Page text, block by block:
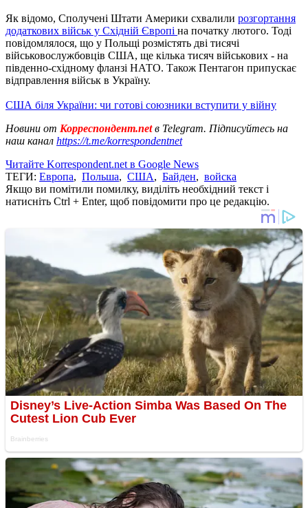
Як відомо, Сполучені Штати Америки схвалили розгортання
додаткових військ у Східній Європі на початку лютого. Тоді
повідомлялося, що у Польщі розмістять дві тисячі
військовослужбовців США, ще кілька тисяч військових - на
південно-східному фланзі НАТО. Також Пентагон припускає
відправлення військ в Україну.
США біля України: чи готові союзники вступити у війну
Новини от Корреспондент.netв Telegram. Підписуйтесь на
наш канал https://t.me/korrespondentnet
Читайте Korrespondent.net в Google News
ТЕГИ: Европа, Польша, США, Байден, войска
Якщо ви помітили помилку, виділіть необхідний текст і
натисніть Ctrl + Enter, щоб повідомити про це редакцію.